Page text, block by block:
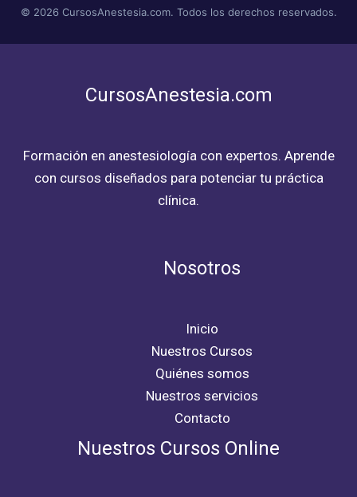
© 2026 CursosAnestesia.com. Todos los derechos reservados.
CursosAnestesia.com
Formación en anestesiología con expertos. Aprende
con cursos diseñados para potenciar tu práctica
clínica.
Nosotros
Inicio
Nuestros Cursos
Quiénes somos
Nuestros servicios
Contacto
Nuestros Cursos Online